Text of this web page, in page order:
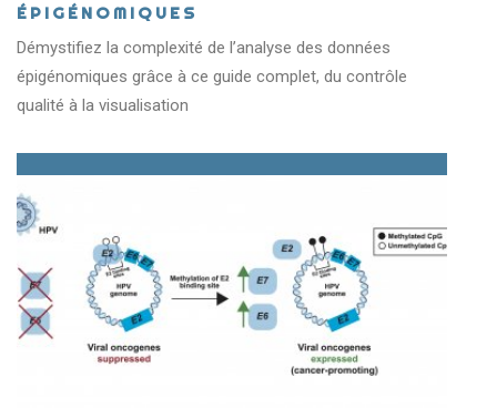
ÉPIGÉNOMIQUES
Démystifiez la complexité de l’analyse des données
épigénomiques grâce à ce guide complet, du contrôle
qualité à la visualisation